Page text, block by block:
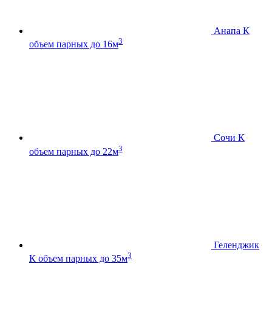
Анапа К
объем парных до 16м3
Сочи К
объем парных до 22м3
Геленджик
К объем парных до 35м3